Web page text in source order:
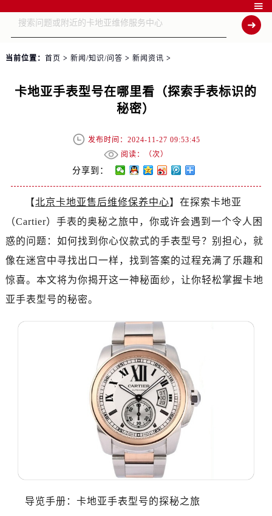

当前位置： 首页 > 新闻/知识/问答 > 新闻资讯 >
卡地亚手表型号在哪里看（探索手表标识的
秘密）
发布时间：2024-11-27 09:53:45
阅读：（次）
分享到：
【北京卡地亚售后维修保养中心】在探索卡地亚
（Cartier）手表的奥秘之旅中，你或许会遇到一个令人困
惑的问题：如何找到你心仪款式的手表型号？别担心，就
像在迷宫中寻找出口一样，找到答案的过程充满了乐趣和
惊喜。本文将为你揭开这一神秘面纱，让你轻松掌握卡地
亚手表型号的秘密。
导览手册：卡地亚手表型号的探秘之旅